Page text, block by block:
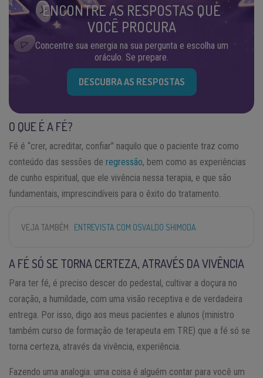
ENCONTRE AS RESPOSTAS QUE
VOCÊ PROCURA
Concentre sua energia na sua pergunta e escolha um
oráculo. Se prepare.
DESCUBRA AS RESPOSTAS
O QUE É A FÉ?
Fé é “crer, acreditar, confiar” naquilo que o paciente traz como
conteúdo das sessões de regressão, bem como as experiências
de cunho espiritual, que ele vivência nessa terapia, e que são
fundamentais, imprescindíveis para o êxito do tratamento.
VEJA TAMBÉM ENTREVISTA COM OSVALDO SHIMODA
A FÉ SÓ SE TORNA CERTEZA, ATRAVÉS DA VIVÊNCIA
Para ter fé, é preciso descer do pedestal, cultivar a doçura no
coração, a humildade, com uma visão receptiva e de verdadeira
entrega. Por isso, digo aos meus pacientes e alunos (ministro
também curso de formação de terapeuta em TRE) que a fé só se
torna certeza, através da vivência, experiência.
Fazendo uma analogia: uma coisa é alguém contar para você um